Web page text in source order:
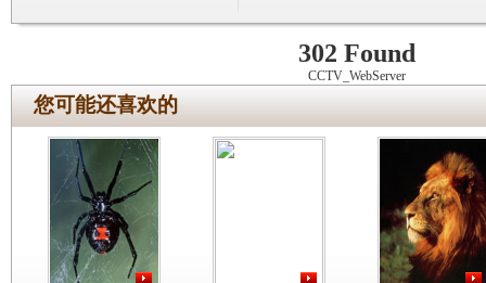
302 Found
CCTV_WebServer
您可能还喜欢的